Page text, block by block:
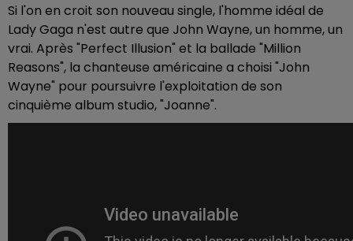
Si l'on en croit son nouveau single, l'homme idéal de
Lady Gaga n'est autre que John Wayne, un homme, un
vrai. Après "Perfect Illusion" et la ballade "Million
Reasons", la chanteuse américaine a choisi "John
Wayne" pour poursuivre l'exploitation de son
cinquième album studio, "Joanne".